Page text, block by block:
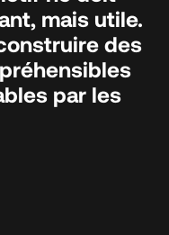
mais utile.
des
par les